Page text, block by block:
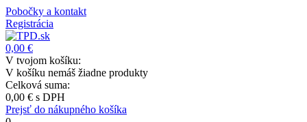
Pobočky a kontakt
Registrácia
0,00 €
V tvojom košíku:
V košíku nemáš žiadne produkty
Celková suma:
0,00 € s DPH
Prejsť do nákupného košíka